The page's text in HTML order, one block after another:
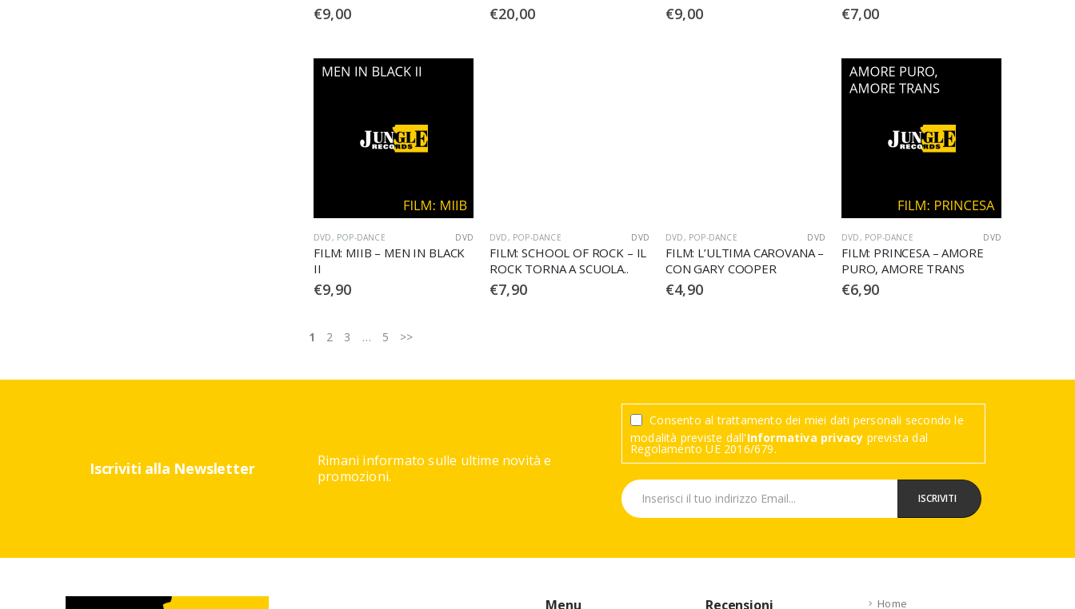
€9,00
MIN
€20,00 €9,00 €7,00
DVD
DVD , POP-DANCE
FILM: MIIB – MEN IN BLACK
II
€9,90
DVD
DVD , POP-DANCE
FILM: SCHOOL OF ROCK – IL
ROCK TORNA A SCUOLA..
€7,90
DVD
DVD , POP-DANCE
FILM: L’ULTIMA CAROVANA –
CON GARY COOPER
€4,90
DVD
DVD , POP-DANCE
FILM: PRINCESA – AMORE
PURO, AMORE TRANS
€6,90
1 2 3 … 5 >>
Iscriviti alla Newsletter
Rimani informato sulle ultime novità e
promozioni.
Consento al trattamento dei miei dati personali secondo le
modalità previste dall'Informativa privacy prevista dal
Regolamento UE 2016/679.
Menu Recensioni Home